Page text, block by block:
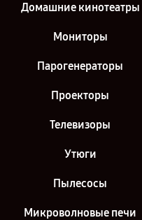
Домашние кинотеатры
Мониторы
Парогенераторы
Проекторы
Телевизоры
Утюги
Пылесосы
Микроволновые печи